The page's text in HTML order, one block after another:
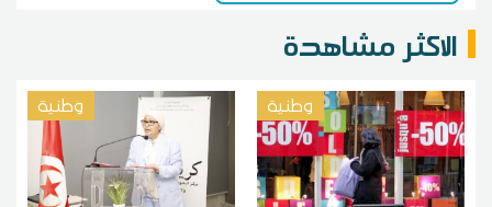
الاكثر مشاهدة
وطنية وطنية